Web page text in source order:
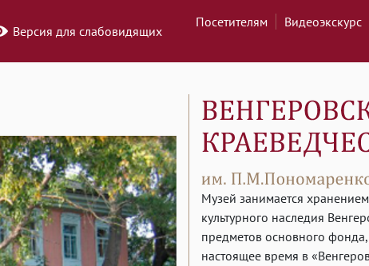
Версия для слабовидящих
Посетителям Видеоэкскурс
Музей занимается
культурного наследия
предметов основного
настоящее время в